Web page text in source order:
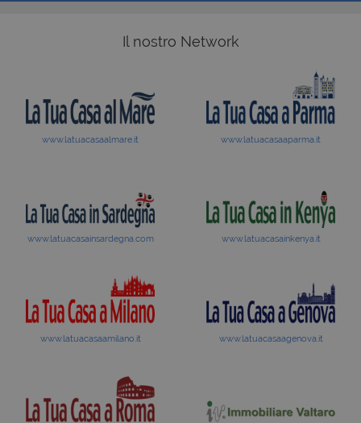
Il nostro Network
www.latuacasaalmare.it www.latuacasaaparma.it
www.latuacasainsardegna.com www.latuacasainkenya.it
www.latuacasaamilano.it www.latuacasaagenova.it